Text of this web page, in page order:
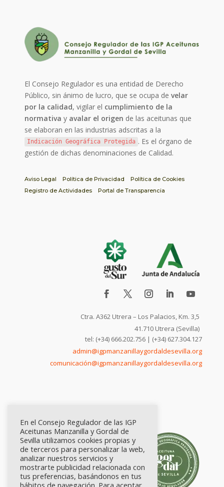
El Consejo Regulador es una entidad de Derecho
Público, sin ánimo de lucro, que se ocupa develar
por la calidad, vigilar el cumplimiento de la
normativa y avalar el origen de las aceitunas que
se elaboran en las industrias adscritas a la
Indicación Geográfica Protegida . Es el órgano de
gestión de dichas denominaciones de Calidad.
Aviso Legal Política de Privacidad
Política de Cookies
Registro de Actividades
Portal de Transparencia
Ctra. A362 Utrera – Los Palacios, Km. 3,5
41.710 Utrera (Sevilla)
tel: (+34) 666.202.756 | (+34) 627.304.127
admin@igpmanzanillaygordaldesevilla.org
comunicación@igpmanzanillaygordaldesevilla.org
En el Consejo Regulador de las IGP
Aceitunas Manzanilla y Gordal de
Sevilla utilizamos cookies propias y
de terceros para personalizar la web,
analizar nuestros servicios y
mostrarte publicidad relacionada con
tus preferencias, basándonos en tus
hábitos de navegación. Para aceptar